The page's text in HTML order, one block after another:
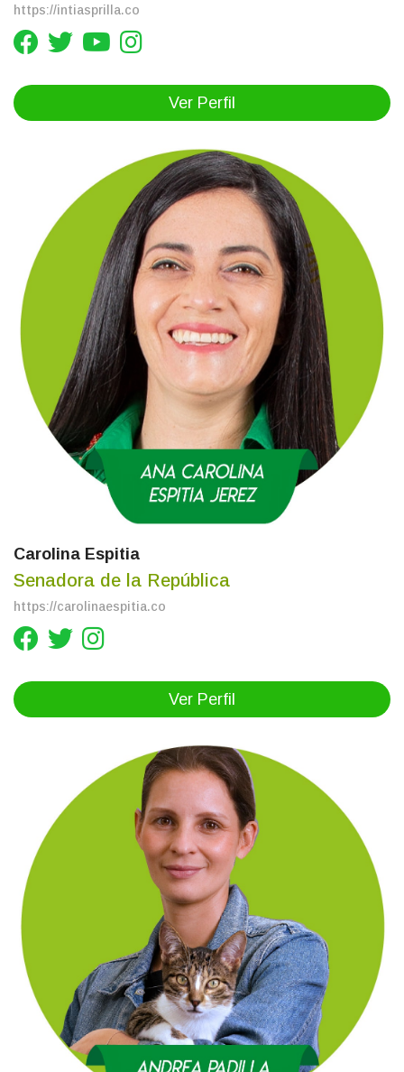
https://intiasprilla.co
Ver Perfil
Carolina Espitia
Senadora de la República
https://carolinaespitia.co
Ver Perfil